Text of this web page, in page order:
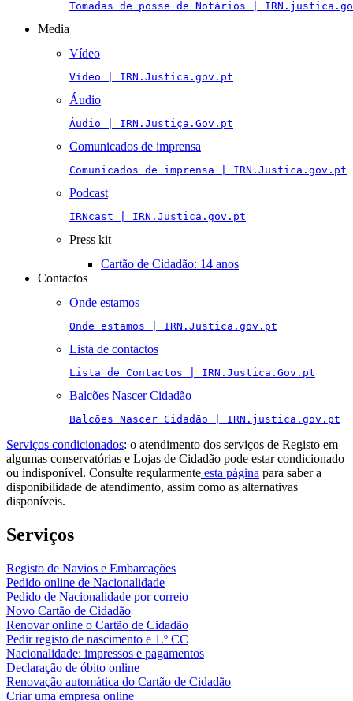
Tomadas de posse de Notários |
Media
Vídeo
Vídeo | IRN.Justica.gov.pt
Áudio
Áudio | IRN.Justiça.Gov.pt
Comunicados de imprensa
Comunicados de imprensa | IRN.Justica.gov.pt
Podcast
IRNcast | IRN.Justica.gov.pt
Press kit
Cartão de Cidadão: 14 anos
Contactos
Onde estamos
Onde estamos | IRN.Justica.gov.pt
Lista de contactos
Lista de Contactos | IRN.Justica.Gov.pt
Balcões Nascer Cidadão
Balcões Nascer Cidadão | IRN.justica.gov.pt
Serviços condicionados: o atendimento dos serviços de Registo em
algumas conservatórias e Lojas de Cidadão pode estar condicionado
ou indisponível. Consulte regularmente esta página para saber a
disponibilidade de atendimento, assim como as alternativas
disponíveis.
Serviços
Registo de Navios e Embarcações
Pedido online de Nacionalidade
Pedido de Nacionalidade por correio
Novo Cartão de Cidadão
Renovar online o Cartão de Cidadão
Pedir registo de nascimento e 1.º CC
Nacionalidade: impressos e pagamentos
Declaração de óbito online
Renovação automática do Cartão de Cidadão
Criar uma empresa online